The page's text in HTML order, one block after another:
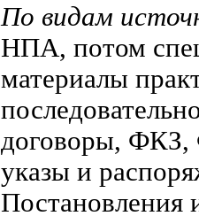
По видам
НПА, потом
материалы
договоры, ФКЗ,
указы и
Постановления